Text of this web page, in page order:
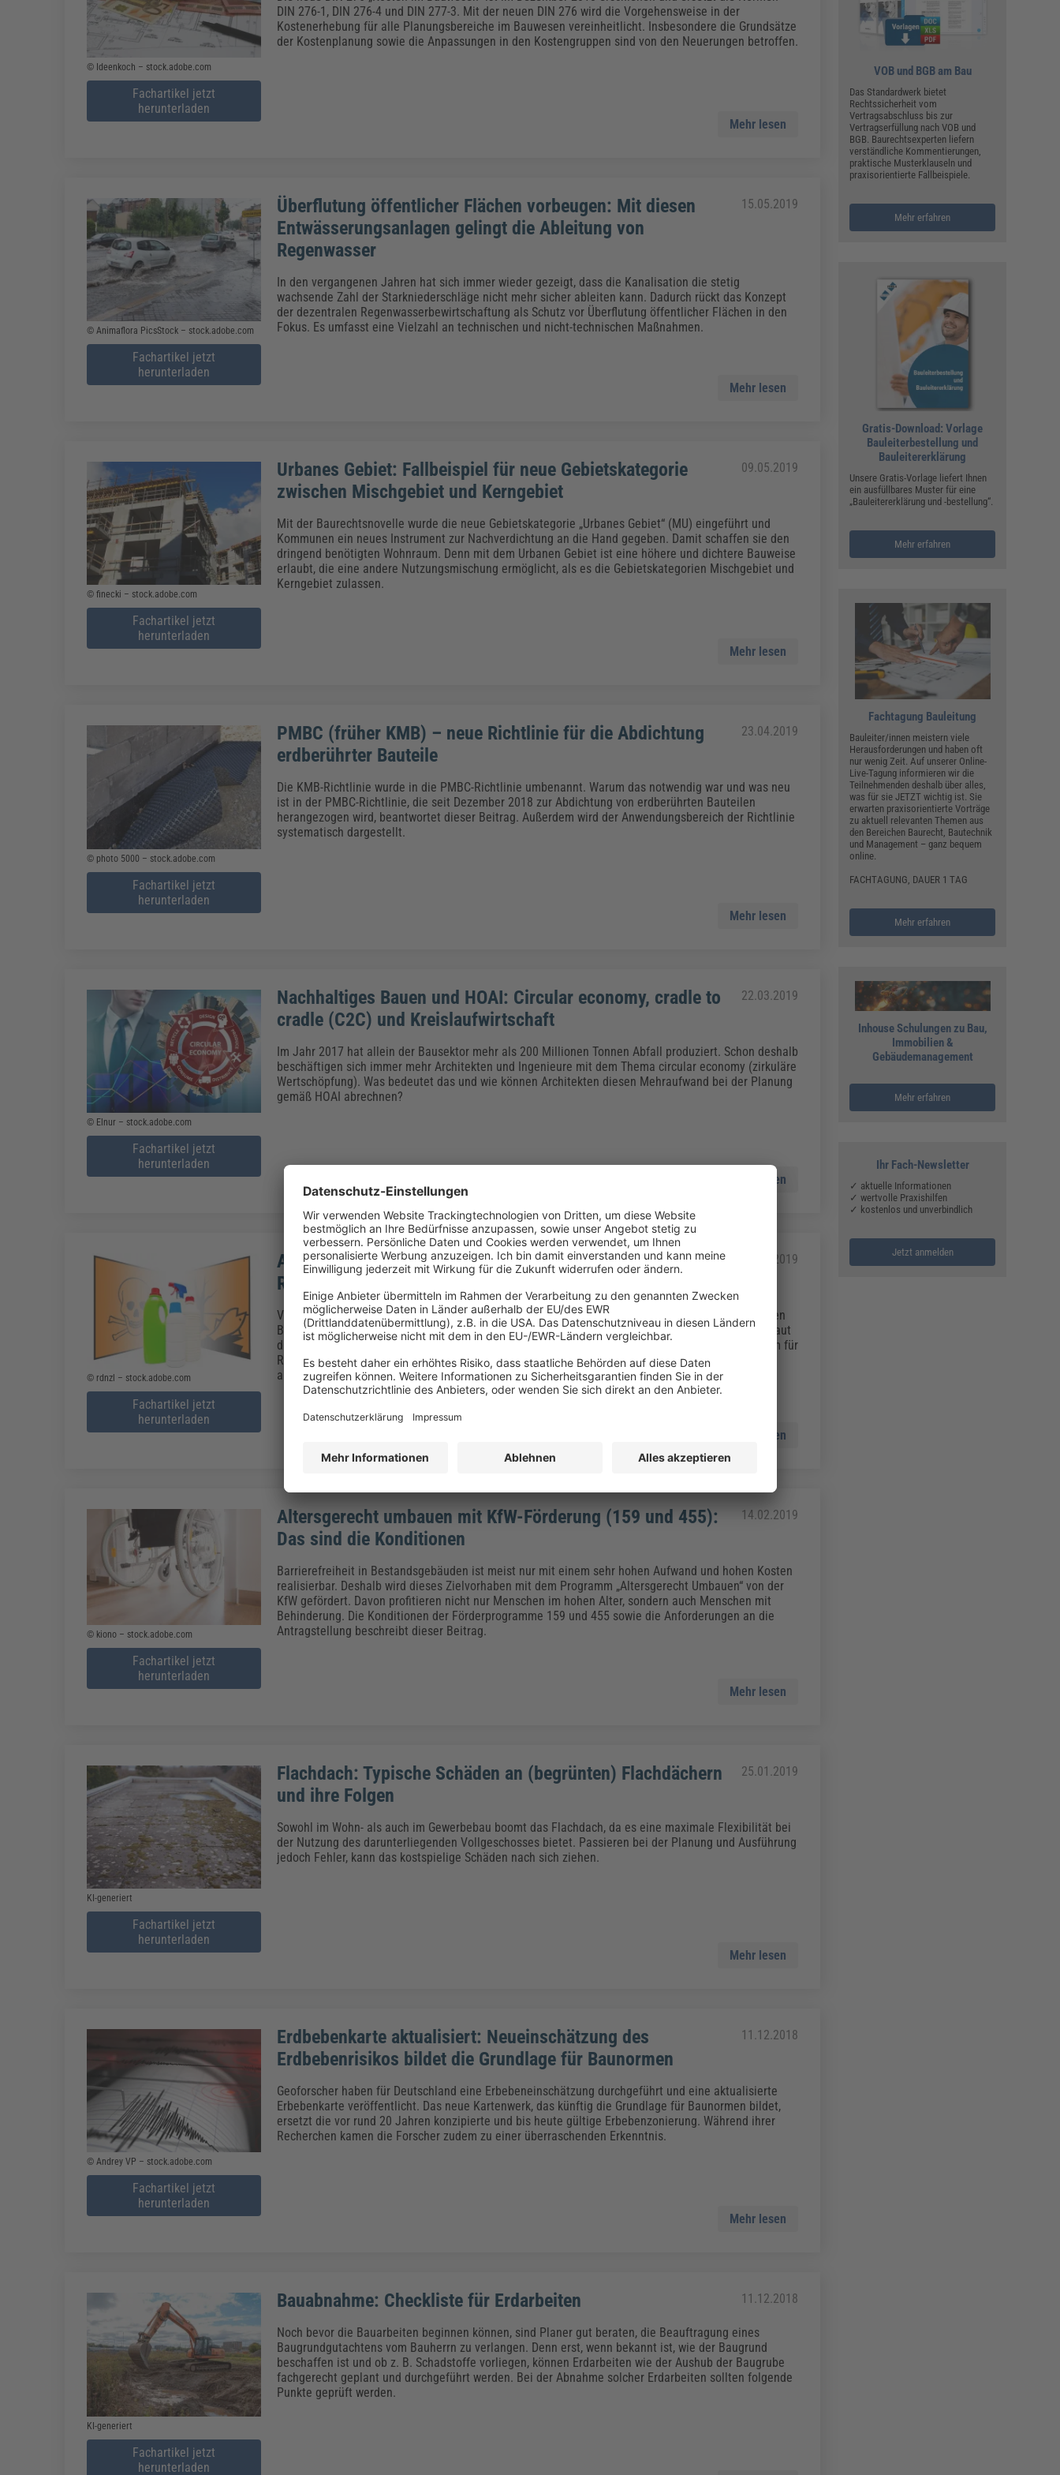
Energie & Umwelt
Führung & Management
Gesundheit & Pflege
Kommunales
Fachpublikationen & Arbeitshilfen
Bauhof
Weiterbildungen (AKADEMIE HERKERT)
Bau, Immobilien & Gebäudemanagement
Künstliche Intelligenz
Weiterbildungen (AKADEMIE HERKERT)
Künstliche Intelligenz
Personalmanagement
Fachpublikationen & Arbeitshilfen
Personalwesen Weiterbildungen (AKADEMIE HERKERT)
Personal, Ausbildung & Recht
Reisekosten und Finanzen
© Ideenkoch – stock.adobe.com
Fachartikel jetzt
herunterladen
DIN 276-1, DIN 276-4 und DIN 277-3. Mit der neuen DIN 276 wird die Vorgehensweise in der
Kostenerhebung für alle Planungsbereiche im Bauwesen vereinheitlicht. Insbesondere die Grundsätze
der Kostenplanung sowie die Anpassungen in den Kostengruppen sind von den Neuerungen betroffen.
Mehr lesen
© Animaflora PicsStock – stock.adobe.com
Fachartikel jetzt
herunterladen
Überflutung öffentlicher Flächen vorbeugen: Mit diesen
Entwässerungsanlagen gelingt die Ableitung von
Regenwasser
15.05.2019
In den vergangenen Jahren hat sich immer wieder gezeigt, dass die Kanalisation die stetig
wachsende Zahl der Starkniederschläge nicht mehr sicher ableiten kann. Dadurch rückt das Konzept
der dezentralen Regenwasserbewirtschaftung als Schutz vor Überflutung öffentlicher Flächen in den
Fokus. Es umfasst eine Vielzahl an technischen und nicht-technischen Maßnahmen.
Mehr lesen
© finecki – stock.adobe.com
Fachartikel jetzt
herunterladen
Urbanes Gebiet: Fallbeispiel für neue Gebietskategorie
zwischen Mischgebiet und Kerngebiet
09.05.2019
Mit der Baurechtsnovelle wurde die neue Gebietskategorie „Urbanes Gebiet“ (MU) eingeführt und
Kommunen ein neues Instrument zur Nachverdichtung an die Hand gegeben. Damit schaffen sie den
dringend benötigten Wohnraum. Denn mit dem Urbanen Gebiet ist eine höhere und dichtere Bauweise
erlaubt, die eine andere Nutzungsmischung ermöglicht, als es die Gebietskategorien Mischgebiet und
Kerngebiet zulassen.
Mehr lesen
© photo 5000 – stock.adobe.com
Fachartikel jetzt
herunterladen
PMBC (früher KMB) – neue Richtlinie für die Abdichtung
erdberührter Bauteile
23.04.2019
Die KMB-Richtlinie wurde in die PMBC-Richtlinie umbenannt. Warum das notwendig war und was neu
ist in der PMBC-Richtlinie, die seit Dezember 2018 zur Abdichtung von erdberührten Bauteilen
herangezogen wird, beantwortet dieser Beitrag. Außerdem wird der Anwendungsbereich der Richtlinie
systematisch dargestellt.
Mehr lesen
© Elnur – stock.adobe.com
Fachartikel jetzt
herunterladen
Nachhaltiges Bauen und HOAI: Circular economy, cradle to
cradle (C2C) und Kreislaufwirtschaft
22.03.2019
Im Jahr 2017 hat allein der Bausektor mehr als 200 Millionen Tonnen Abfall produziert. Schon deshalb
beschäftigen sich immer mehr Architekten und Ingenieure mit dem Thema circular economy (zirkuläre
Wertschöpfung). Was bedeutet das und wie können Architekten diesen Mehraufwand bei der Planung
gemäß HOAI abrechnen?
Mehr lesen
© rdnzl – stock.adobe.com
Fachartikel jetzt
herunterladen
Arbeitsschutz: GISCODES für Reinigungsmittel sollen
Reinigungsarbeiten sicherer machen
22.02.2019
Viele Reinigungsmittel enthalten Chemikalien, weshalb der Umgang mit diesen zu gesundheitlichen
Beschwerden bei den Reinigungskräften führen kann. Um die Beschäftigten besser zu schützen, baut
die BG BAU ihr Gefahrstoff-Informationssystem (GISBAU) aus und hat deshalb das GISCODE-System für
Reinigungsprodukte entwickelt. Das bringt nicht nur für die Gebäudereiniger Vorteile mit, sondern
auch für die Reinigungsfirmen.
Mehr lesen
© kiono – stock.adobe.com
Fachartikel jetzt
herunterladen
Altersgerecht umbauen mit KfW-Förderung (159 und 455):
Das sind die Konditionen
14.02.2019
Barrierefreiheit in Bestandsgebäuden ist meist nur mit einem sehr hohen Aufwand und hohen Kosten
realisierbar. Deshalb wird dieses Zielvorhaben mit dem Programm „Altersgerecht Umbauen“ von der
KfW gefördert. Davon profitieren nicht nur Menschen im hohen Alter, sondern auch Menschen mit
Behinderung. Die Konditionen der Förderprogramme 159 und 455 sowie die Anforderungen an die
Antragstellung beschreibt dieser Beitrag.
Mehr lesen
KI-generiert
Fachartikel jetzt
herunterladen
Flachdach: Typische Schäden an (begrünten) Flachdächern
und ihre Folgen
25.01.2019
Sowohl im Wohn- als auch im Gewerbebau boomt das Flachdach, da es eine maximale Flexibilität bei
der Nutzung des darunterliegenden Vollgeschosses bietet. Passieren bei der Planung und Ausführung
jedoch Fehler, kann das kostspielige Schäden nach sich ziehen.
Mehr lesen
© Andrey VP – stock.adobe.com
Fachartikel jetzt
herunterladen
Erdbebenkarte aktualisiert: Neueinschätzung des
Erdbebenrisikos bildet die Grundlage für Baunormen
11.12.2018
Geoforscher haben für Deutschland eine Erbebeneinschätzung durchgeführt und eine aktualisierte
Erbebenkarte veröffentlicht. Das neue Kartenwerk, das künftig die Grundlage für Baunormen bildet,
ersetzt die vor rund 20 Jahren konzipierte und bis heute gültige Erbebenzonierung. Während ihrer
Recherchen kamen die Forscher zudem zu einer überraschenden Erkenntnis.
Mehr lesen
KI-generiert
Fachartikel jetzt
herunterladen
Bauabnahme: Checkliste für Erdarbeiten 11.12.2018
Noch bevor die Bauarbeiten beginnen können, sind Planer gut beraten, die Beauftragung eines
Baugrundgutachtens vom Bauherrn zu verlangen. Denn erst, wenn bekannt ist, wie der Baugrund
beschaffen ist und ob z. B. Schadstoffe vorliegen, können Erdarbeiten wie der Aushub der Baugrube
fachgerecht geplant und durchgeführt werden. Bei der Abnahme solcher Erdarbeiten sollten folgende
Punkte geprüft werden.
VOB und BGB am Bau
Das Standardwerk bietet
Rechtssicherheit vom
Vertragsabschluss bis zur
Vertragserfüllung nach VOB und
BGB. Baurechtsexperten liefern
verständliche Kommentierungen,
praktische Musterklauseln und
praxisorientierte Fallbeispiele.
Mehr erfahren
Gratis-Download: Vorlage
Bauleiterbestellung und
Bauleitererklärung
Unsere Gratis-Vorlage liefert Ihnen
ein ausfüllbares Muster für eine
„Bauleitererklärung und -bestellung“.
Mehr erfahren
Fachtagung Bauleitung
Bauleiter/innen meistern viele
Herausforderungen und haben oft
nur wenig Zeit. Auf unserer Online-
Live-Tagung informieren wir die
Teilnehmenden deshalb über alles,
was für sie JETZT wichtig ist. Sie
erwarten praxisorientierte Vorträge
zu aktuell relevanten Themen aus
den Bereichen Baurecht, Bautechnik
und Management – ganz bequem
online.
FACHTAGUNG, DAUER 1 TAG
Mehr erfahren
Inhouse Schulungen zu Bau,
Immobilien &
Gebäudemanagement
Mehr erfahren
Ihr Fach-Newsletter
✓ aktuelle Informationen
✓ wertvolle Praxishilfen
✓ kostenlos und unverbindlich
Jetzt anmelden